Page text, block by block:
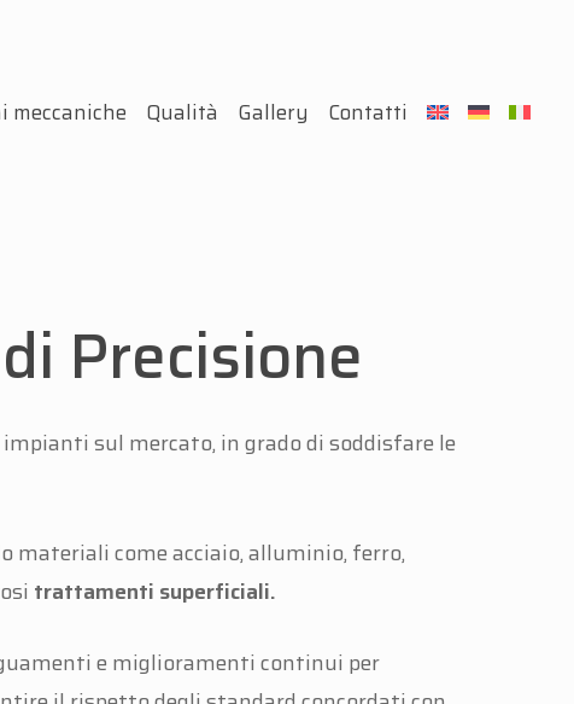
meccaniche Qualità Gallery Contatti
Precisione
sul mercato, in grado di soddisfare le
materiali come acciaio, alluminio, ferro,
trattamenti superficiali.
e miglioramenti continui per